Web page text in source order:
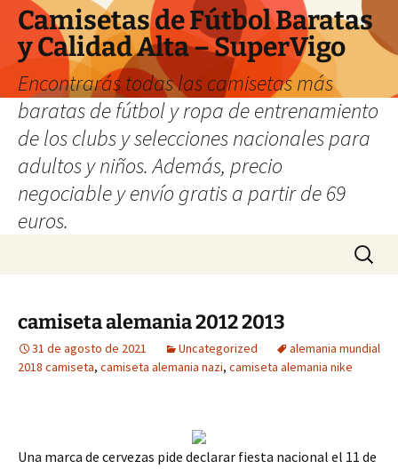
Camisetas de Fútbol Baratas
y Calidad Alta – SuperVigo
Encontrarás todas las camisetas más
baratas de fútbol y ropa de entrenamiento
de los clubs y selecciones nacionales para
adultos y niños. Además, precio
negociable y envío gratis a partir de 69
euros.
Buscar:
camiseta alemania 2012 2013
31 de agosto de 2021 Uncategorized
alemania mundial
2018 camiseta, camiseta alemania nazi, camiseta alemania nike
Una marca de cervezas pide declarar fiesta nacional el 11 de